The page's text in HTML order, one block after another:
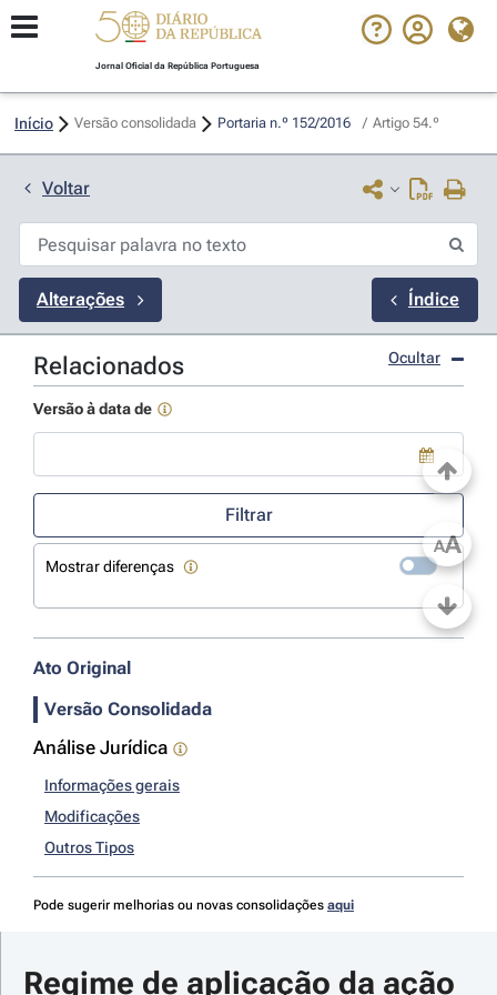
Jornal Oficial da República Portuguesa
Início Versão consolidada Portaria n.º 152/2016 / Artigo 54.º
Voltar
Alterações Índice
Relacionados Ocultar
Versão à data de
Use a tecla de seta para baixo para abrir o calendário; Use as
Filtrar
Mostrar diferenças
Ato Original
Versão Consolidada
Análise Jurídica
Informações gerais
Modificações
Outros Tipos
Pode sugerir melhorias ou novas consolidações aqui
Regime de aplicação da ação
AA